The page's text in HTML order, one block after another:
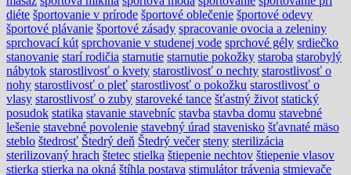
diéte športovanie v prírode športové oblečenie športové odevy
športové plávanie športové zásady spracovanie ovocia a zeleniny
sprchovací kút sprchovanie v studenej vode sprchové gély srdiečko
stanovanie starí rodičia starnutie starnutie pokožky staroba starobylý
nábytok starostlivosť o kvety starostlivosť o nechty starostlivosť o
nohy starostlivosť o pleť starostlivosť o pokožku starostlivosť o
vlasy starostlivosť o zuby staroveké tance šťastný život statický
posudok statika stavanie stavebníc stavba stavba domu stavebné
lešenie stavebné povolenie stavebný úrad stavenisko šťavnaté mäso
steblo štedrosť Štedrý deň Štedrý večer steny sterilizácia
sterilizovaný hrach štetec stielka štiepenie nechtov štiepenie vlasov
stierka stierka na okná štíhla postava stimulátor trávenia stmievače